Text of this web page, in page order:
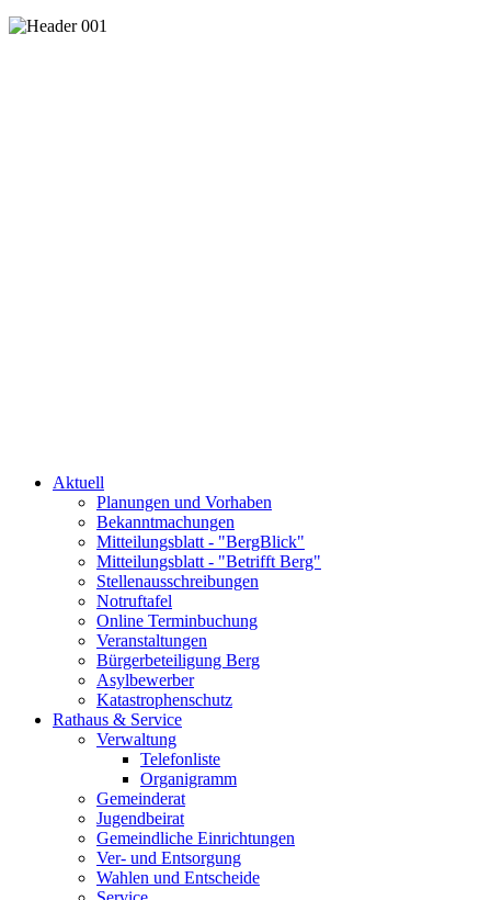
Aktuell
Planungen und Vorhaben
Bekanntmachungen
Mitteilungsblatt - "BergBlick"
Mitteilungsblatt - "Betrifft Berg"
Stellenausschreibungen
Notruftafel
Online Terminbuchung
Veranstaltungen
Bürgerbeteiligung Berg
Asylbewerber
Katastrophenschutz
Rathaus & Service
Verwaltung
Telefonliste
Organigramm
Gemeinderat
Jugendbeirat
Gemeindliche Einrichtungen
Ver- und Entsorgung
Wahlen und Entscheide